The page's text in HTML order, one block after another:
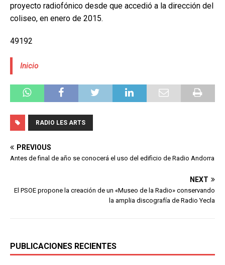
proyecto radiofónico desde que accedió a la dirección del
coliseo, en enero de 2015.
49192
Inicio
RADIO LES ARTS
PREVIOUS
Antes de final de año se conocerá el uso del edificio de Radio Andorra
NEXT
El PSOE propone la creación de un «Museo de la Radio» conservando
la amplia discografía de Radio Yecla
PUBLICACIONES RECIENTES